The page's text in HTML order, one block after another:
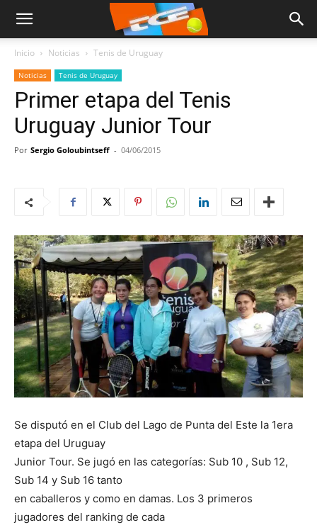
Inicio Noticias Tenis de Uruguay
Noticias Tenis de Uruguay
Primer etapa del Tenis
Uruguay Junior Tour
Por Sergio Goloubintseff - 04/06/2015
Se disputó en el Club del Lago de Punta del Este la 1era
etapa del Uruguay
Junior Tour. Se jugó en las categorías: Sub 10 , Sub 12,
Sub 14 y Sub 16 tanto
en caballeros y como en damas. Los 3 primeros
jugadores del ranking de cada